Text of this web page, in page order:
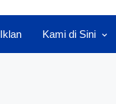
Iklan Kami di Sini